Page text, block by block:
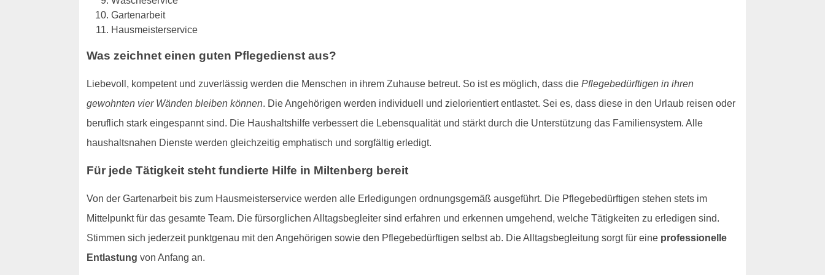
Gartenarbeit
Hausmeisterservice
Was zeichnet einen guten Pflegedienst aus?
Liebevoll, kompetent und zuverlässig werden die Menschen in ihrem Zuhause betreut. So ist es möglich, dass die Pflegebedürftigen in ihren
gewohnten vier Wänden bleiben können. Die Angehörigen werden individuell und zielorientiert entlastet. Sei es, dass diese in den Urlaub reisen oder
beruflich stark eingespannt sind. Die Haushaltshilfe verbessert die Lebensqualität und stärkt durch die Unterstützung das Familiensystem. Alle
haushaltsnahen Dienste werden gleichzeitig emphatisch und sorgfältig erledigt.
Für jede Tätigkeit steht fundierte Hilfe in Miltenberg bereit
Von der Gartenarbeit bis zum Hausmeisterservice werden alle Erledigungen ordnungsgemäß ausgeführt. Die Pflegebedürftigen stehen stets im
Mittelpunkt für das gesamte Team. Die fürsorglichen Alltagsbegleiter sind erfahren und erkennen umgehend, welche Tätigkeiten zu erledigen sind.
Stimmen sich jederzeit punktgenau mit den Angehörigen sowie den Pflegebedürftigen selbst ab. Die Alltagsbegleitung sorgt für eine professionelle
Entlastung von Anfang an.